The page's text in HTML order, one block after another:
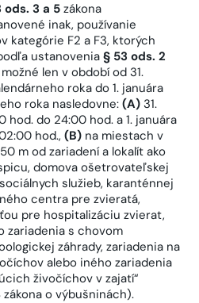
ods. 3 a 5 zákona
inak, používanie
kategórie F2 a F3, ktorých
ustanovenia § 53 ods. 2
len v období od 31.
roka do 1. januára
roka nasledovne: (A) 31.
hod. do 24:00 hod. a 1. januára
hod., (B) na miestach v
m od zariadení a lokalít ako
domova ošetrovateľskej
služieb, karanténnej
centra pre zvieratá,
pre hospitalizáciu zvierat,
zariadenia s chovom
záhrady, zariadenia na
alebo iného zariadenia
živočíchov v zajatí“
zákona o výbušninách).